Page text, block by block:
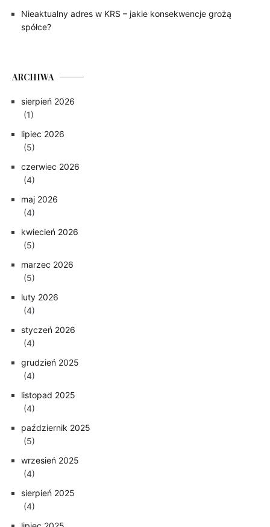
Nieaktualny adres w KRS – jakie konsekwencje grożą
spółce?
ARCHIWA
sierpień 2026
(1)
lipiec 2026
(5)
czerwiec 2026
(4)
maj 2026
(4)
kwiecień 2026
(5)
marzec 2026
(5)
luty 2026
(4)
styczeń 2026
(4)
grudzień 2025
(4)
listopad 2025
(4)
październik 2025
(5)
wrzesień 2025
(4)
sierpień 2025
(4)